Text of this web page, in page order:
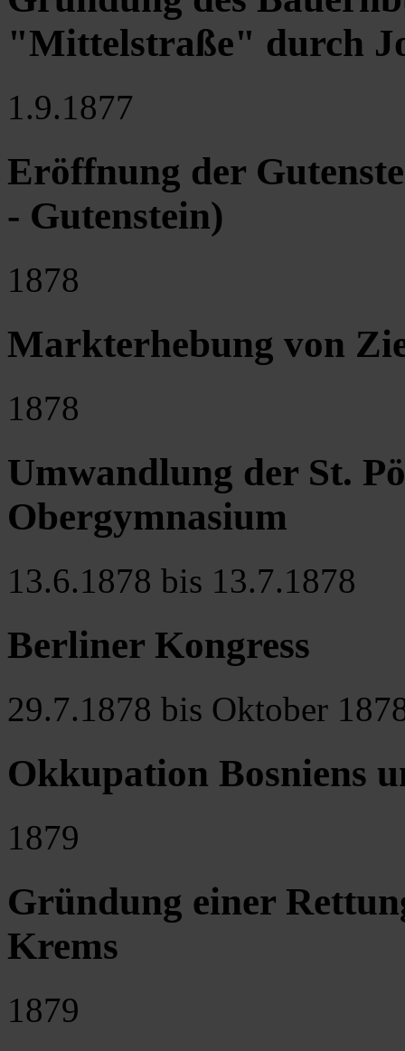
"Mittelstraße" durch
1.9.1877
Eröffnung der
- Gutenstein)
1878
Markterhebung von
1878
Umwandlung der St.
Obergymnasium
13.6.1878 bis 13.7.1878
Berliner Kongress
29.7.1878 bis Oktober
Okkupation Bosniens
1879
Gründung einer
Krems
1879